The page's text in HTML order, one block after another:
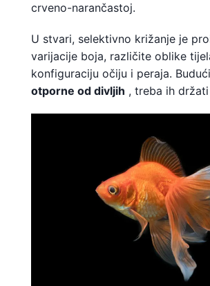
crveno-narančastoj.
U stvari, selektivno križanje je
varijacije boja, različite oblike
konfiguraciju očiju i peraja.
otporne od divljih , treba ih